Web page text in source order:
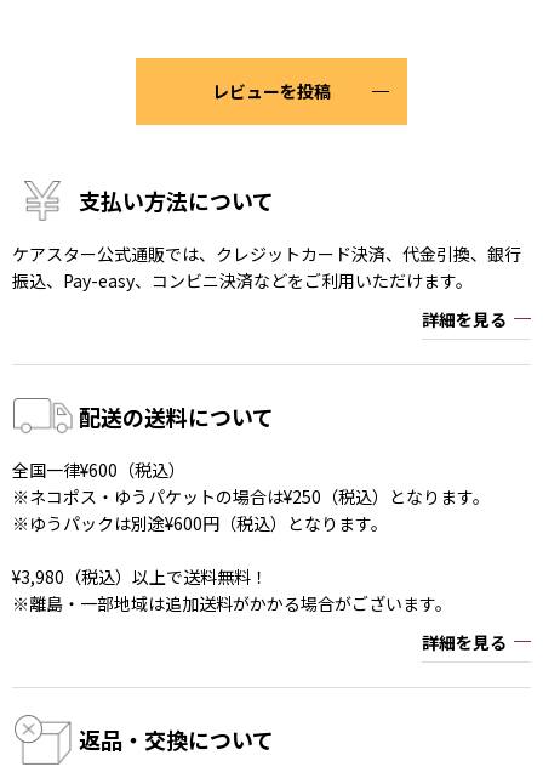
レビューを投稿
支払い方法について
ケアスター公式通販では、クレジットカード決済、代金引換、銀行
振込、Pay-easy、コンビニ決済などをご利用いただけます。
詳細を見る
配送の送料について
全国一律¥600（税込）
※ネコポス・ゆうパケットの場合は¥250（税込）となります。
※ゆうパックは別途¥600円（税込）となります。
¥3,980（税込）以上で送料無料！
※離島・一部地域は追加送料がかかる場合がございます。
詳細を見る
返品・交換について